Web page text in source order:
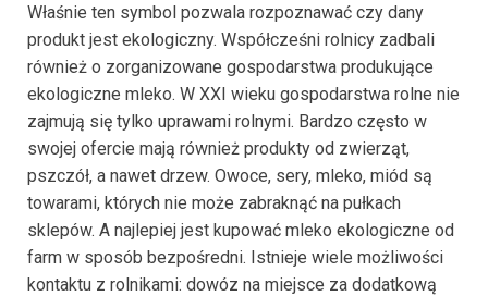
Właśnie ten symbol pozwala rozpoznawać czy dany
produkt jest ekologiczny. Współcześni rolnicy zadbali
również o zorganizowane gospodarstwa produkujące
ekologiczne mleko. W XXI wieku gospodarstwa rolne nie
zajmują się tylko uprawami rolnymi. Bardzo często w
swojej ofercie mają również produkty od zwierząt,
pszczół, a nawet drzew. Owoce, sery, mleko, miód są
towarami, których nie może zabraknąć na pułkach
sklepów. A najlepiej jest kupować mleko ekologiczne od
farm w sposób bezpośredni. Istnieje wiele możliwości
kontaktu z rolnikami: dowóz na miejsce za dodatkową